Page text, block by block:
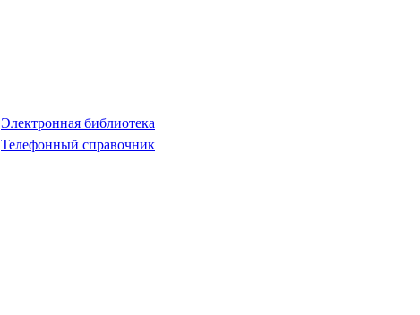
Электронная библиотека
Телефонный справочник